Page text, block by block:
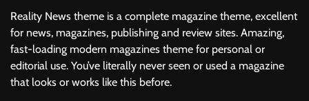
Reality News theme is a complete magazine theme, excellent
for news, magazines, publishing and review sites. Amazing,
fast-loading modern magazines theme for personal or
editorial use. You’ve literally never seen or used a magazine
that looks or works like this before.